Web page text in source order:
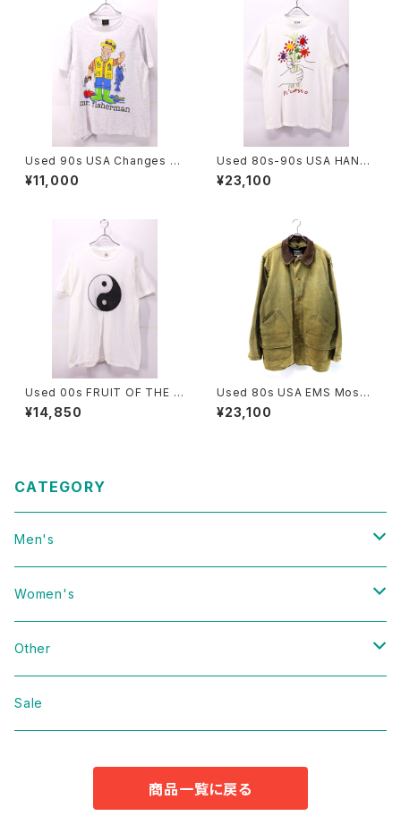
Used 90s USA Changes Ji
m Benton Mr Fisherman Po
p Art Graphic T-Shirt Size
¥11,000
Used 80s-90s USA HANES
PICASSO The Bouquet Art
Graphic T-Shirt Size L 古着
¥23,100
Used 00s FRUIT OF THE L
OOM Yin and Yang Graphic
T-Shirt Size XL 古着
¥14,850
Used 80s USA EMS Moss
Green Duck Cotton Huntin
g Field Jacket Size L 古着
¥23,100
CATEGORY
Men's
Vintage
Domestic
Jacket
Women's
Vintage
Domestic
Other
bag
Accessories
Sale
商品一覧に戻る